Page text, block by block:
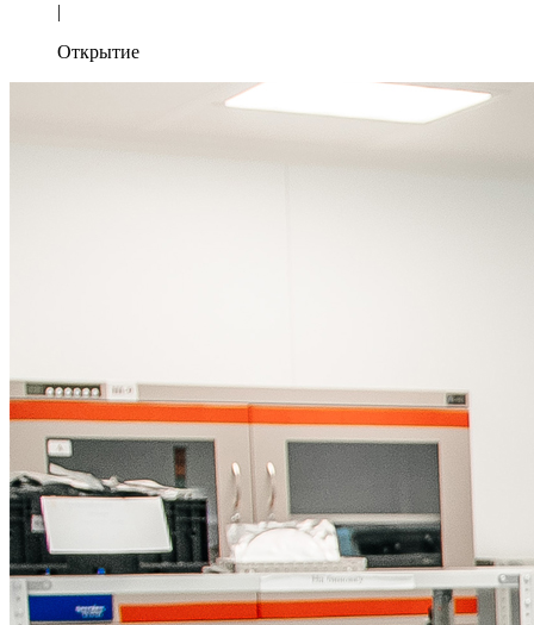
|
Открытие